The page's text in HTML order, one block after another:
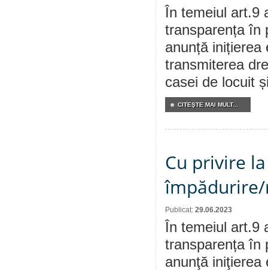
În temeiul art.9
transparența în
anunță inițierea
transmiterea
casei de locuit
CITEŞTE MAI MULT...
Cu privire
Publicat: 29.06.2023
În temeiul art.9
transparența în
anunţă iniţierea